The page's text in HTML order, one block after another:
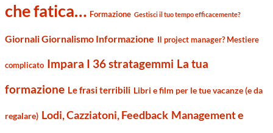
che fatica… Formazione Gestisci il tuo tempo efficacemente?
Giornali Giornalismo Informazione Il project manager? Mestiere
complicato Impara I 36 stratagemmi La tua
formazione Le frasi terribili Libri e film per le tue vacanze (e da
regalare) Lodi, Cazziatoni, Feedback Management e